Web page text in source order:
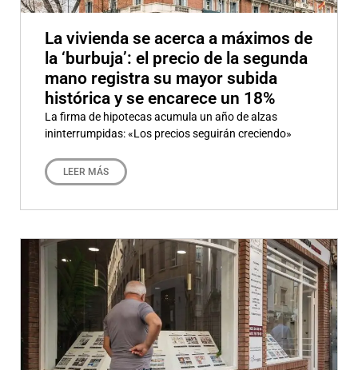
La vivienda se acerca a máximos de
la ‘burbuja’: el precio de la segunda
mano registra su mayor subida
histórica y se encarece un 18%
La firma de hipotecas acumula un año de alzas
ininterrumpidas: «Los precios seguirán creciendo»
LEER MÁS